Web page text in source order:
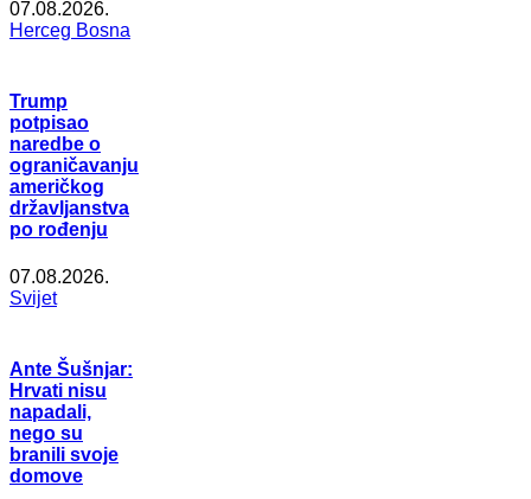
07.08.2026.
Herceg Bosna
Trump
potpisao
naredbe o
ograničavanju
američkog
državljanstva
po rođenju
07.08.2026.
Svijet
Ante Šušnjar:
Hrvati nisu
napadali,
nego su
branili svoje
domove